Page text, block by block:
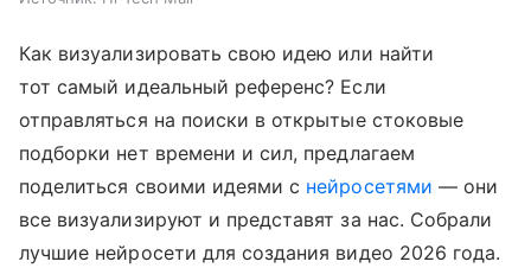
Как визуализировать свою идею или найти
тот самый идеальный референс? Если
отправляться на поиски в открытые стоковые
подборки нет времени и сил, предлагаем
поделиться своими идеями с нейросетями — они
все визуализируют и представят за нас. Собрали
лучшие нейросети для создания видео 2026 года.